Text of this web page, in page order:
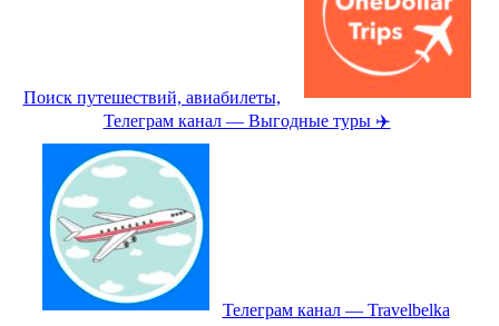
Поиск путешествий, авиабилеты,
Телеграм канал — Выгодные туры ✈️
Телеграм канал — Travelbelka